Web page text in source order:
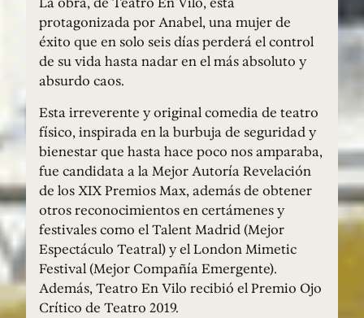
protagonizada por Anabel, una mujer de
éxito que en solo seis días perderá el control
de su vida hasta nadar en el más absoluto y
absurdo caos.
Esta irreverente y original comedia de teatro
físico, inspirada en la burbuja de seguridad y
bienestar que hasta hace poco nos amparaba,
fue candidata a la Mejor Autoría Revelación
de los XIX Premios Max, además de obtener
otros reconocimientos en certámenes y
festivales como el Talent Madrid (Mejor
Espectáculo Teatral) y el London Mimetic
Festival (Mejor Compañía Emergente).
Además, Teatro En Vilo recibió el Premio Ojo
Crítico de Teatro 2019.